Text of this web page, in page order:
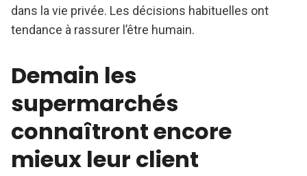
dans la vie privée. Les décisions habituelles ont
tendance à rassurer l’être humain.
Demain les
supermarchés
connaîtront encore
mieux leur client